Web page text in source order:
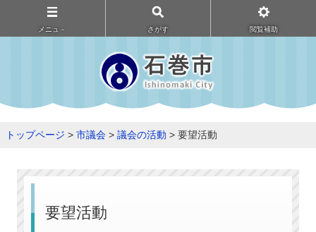
メニュ－ さがす 閲覧補助
トップページ > 市議会 > 議会の活動 > 要望活動
要望活動